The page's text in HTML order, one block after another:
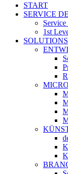
Close
Menu
START
SERVICE
1st
SOLUTIONS